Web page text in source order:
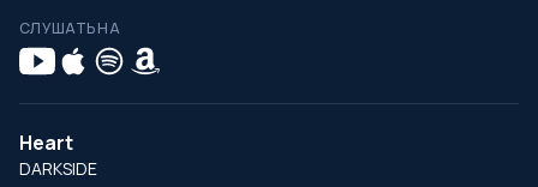
СЛУШАТЬ НА
Heart
DARKSIDE